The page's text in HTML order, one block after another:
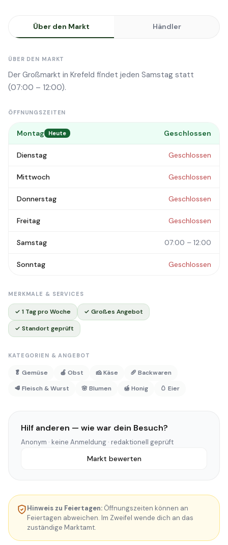
Über den Markt Händler
ÜBER DEN MARKT
Der Großmarkt in Krefeld findet jeden Samstag statt
(07:00 – 12:00).
ÖFFNUNGSZEITEN
Montag Heute Geschlossen
Dienstag Geschlossen
Mittwoch Geschlossen
Donnerstag Geschlossen
Freitag Geschlossen
Samstag 07:00 – 12:00
Sonntag Geschlossen
MERKMALE & SERVICES
✓ 1 Tag pro Woche ✓ Großes Angebot
✓ Standort geprüft
KATEGORIEN & ANGEBOT
🥬 Gemüse 🍎 Obst 🧀 Käse
🥖 Backwaren
🥩 Fleisch & Wurst
🌸 Blumen 🍯 Honig 🥚 Eier
Hilf anderen — wie war dein Besuch?
Anonym · keine Anmeldung · redaktionell geprüft
Markt bewerten
Hinweis zu Feiertagen: Öffnungszeiten können an
Feiertagen abweichen. Im Zweifel wende dich an das
zuständige Marktamt.